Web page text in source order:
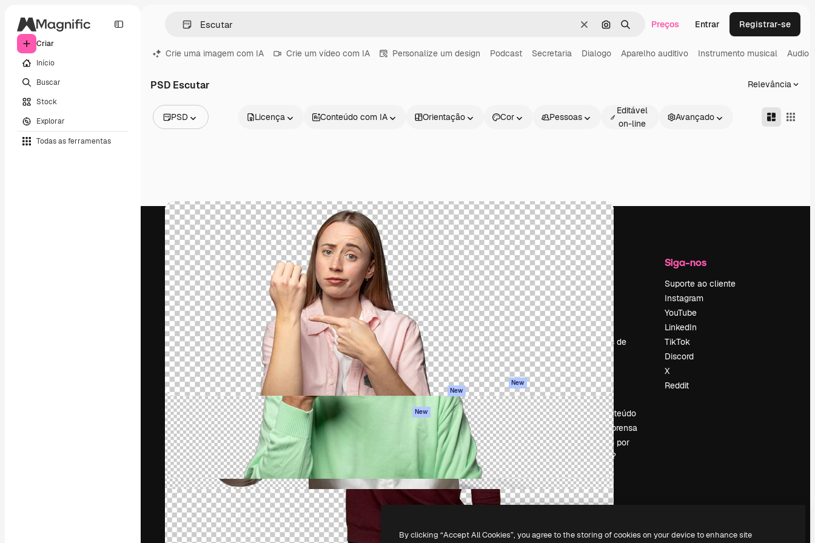
Criar
Início
Buscar
Stock
Explorar
Todas as ferramentas
LimparPesquisar por imagem
BuscarPreços Entrar Registrar-se
Crie uma imagem com IA Crie um vídeo com IA Personalize um design Podcast Secretaria Dialogo Aparelho auditivo Instrumento musical Audio
PSD Escutar Relevância
PSD
Vídeos
Clipes de vídeo
Animações
Modelos de vídeos
Ícones
Modelos 3D
Fontes
Licença Conteúdo com IA Orientação Cor Pessoas
Editável
on-line
Avançado
A plataforma criativa para você direcionar
seu melhor trabalho. Mais de 1 milhão de
assinantes entre criativos, empresas,
agências e estúdios.
Português
Produtos
Spaces
Assistente de IA
Gerador de
imagens
Gerador de vídeos
Texto para voz
Conteúdo de stock
MCP para
Claude/ChatGPT
New
New
ferramentas
Começar
Academy
Documentação
Atendimento
Termos e
condições
Política de
privacidade
Originais New
Política de cookies
Central de
confiabilidade
Afiliados
Empresas
Empresa
Preços
Sobre nós
Reviews
Emprego
Tendências de
pesquisa
Blog
Eventos
Slidesgo
Vender conteúdo
Sala de imprensa
Procurando por
magnific.ai?
Siga-nos
Suporte ao cliente
Instagram
YouTube
LinkedIn
TikTok
Discord
X
Reddit
Copyright © 2010-2026Freepik Company S.L.U. Todos os direitos reservados.
By clicking “Accept All Cookies”, you agree to the storing of cookies on your device to enhance site